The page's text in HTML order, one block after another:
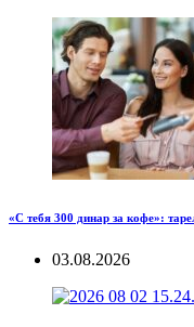
«С тебя 300 динар за кофе»:
03.08.2026